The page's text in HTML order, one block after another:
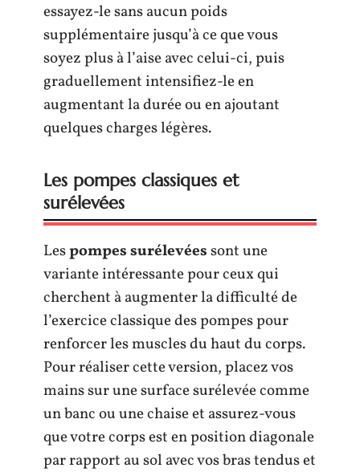
essayez-le sans aucun poids
supplémentaire jusqu’à ce que vous
soyez plus à l’aise avec celui-ci, puis
graduellement intensifiez-le en
augmentant la durée ou en ajoutant
quelques charges légères.
Les pompes classiques et
surélevées
Lespompes surélevéessont une
variante intéressante pour ceux qui
cherchent à augmenter la difficulté de
l’exercice classique des pompes pour
renforcer les muscles du haut du corps.
Pour réaliser cette version, placez vos
mains sur une surface surélevée comme
un banc ou une chaise et assurez-vous
que votre corps est en position diagonale
par rapport au sol avec vos bras tendus et